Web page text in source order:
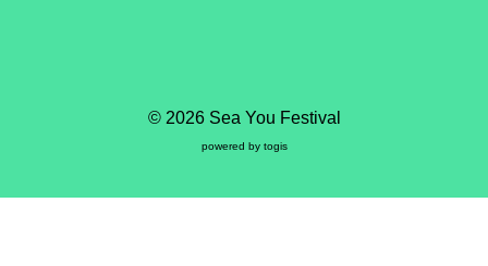
© 2026 Sea You Festival
powered by togis